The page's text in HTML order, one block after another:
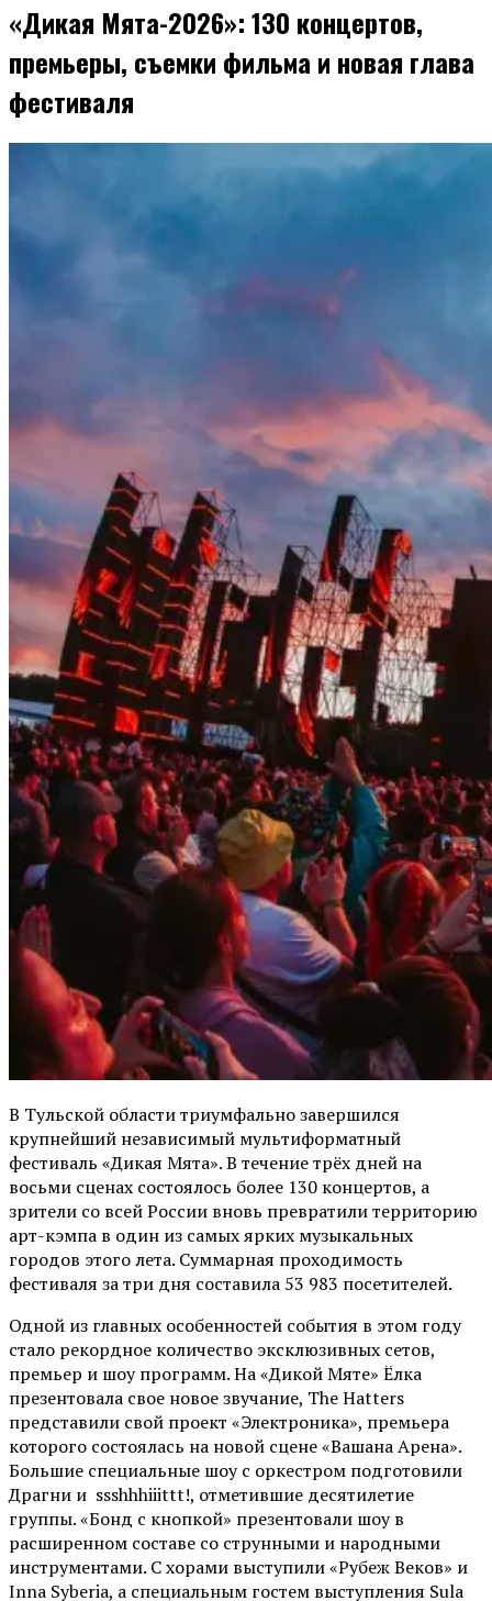
«Дикая Мята-2026»: 130 концертов,
премьеры, съемки фильма и новая глава
фестиваля
В Тульской области триумфально завершился
крупнейший независимый мультиформатный
фестиваль «Дикая Мята». В течение трёх дней на
восьми сценах состоялось более 130 концертов, а
зрители со всей России вновь превратили территорию
арт-кэмпа в один из самых ярких музыкальных
городов этого лета. Суммарная проходимость
фестиваля за три дня составила 53 983 посетителей.
Одной из главных особенностей события в этом году
стало рекордное количество эксклюзивных сетов,
премьер и шоу программ. На «Дикой Мяте» Ёлка
презентовала свое новое звучание, The Hatters
представили свой проект «Электроника», премьера
которого состоялась на новой сцене «Вашана Арена».
Большие специальные шоу с оркестром подготовили
Драгни и ssshhhiiittt!, отметившие десятилетие
группы. «Бонд с кнопкой» презентовали шоу в
расширенном составе со струнными и народными
инструментами. С хорами выступили «Рубеж Веков» и
Inna Syberia, а специальным гостем выступления Sula